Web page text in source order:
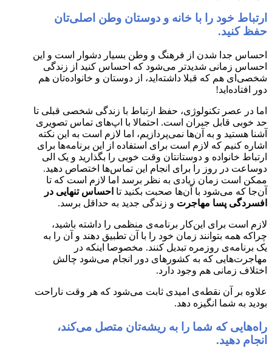
ارتباط خود را با خانه و دوستان وطن اصلی‌تان
حفظ کنید.
احساس جدا شدن از فرهنگ و وطن بسیار دشوار است و این
احساس زمانی شدیدتر می‌شود که احساس کنید از زندگی
شخصی‌ای هم که قبلا داشته‌اید، از دوستان و خانواده‌تان هم
دور افتاده‌اید!
اما در عصر تکنولوژی، حفظ ارتباط با زندگی شخصی قبلی تا
حد خوبی قابل جبران است. احتمالا با اپ‌های تماس تصویری
آشنا هستید و به آن‌ها نمی‌پردازیم، اما لازم است به این نکته
اشاره کنیم که لازم است برای استفاده از این برنامه‌ها برای
ارتباط خانواده و دوستانتان وقت خوبی را بگذارید و یک الی
دوساعت در روز را برای انجام این تماس‌ها اختصاص دهید.
ممکن است زمان زیادی به نظر برسد اما لازم است که تا
آن‌جا که می‌شود با آن‌ها صحبت بکنید تا احساس تنهایی در
افسردگی پسا مهاجرت و زندگی جدید به حداقل برسد.
لازم است برای این‌کار برنامه‌ی منظمی را داشته باشید،
چراکه همه بتوانند زمان خود را با آن تطبیق دهند و آن‌ را به
یک برنامه‌ی روزمره تبدیل کنند. مخصوصا اینکه در
مهاجرت‌هایی که به کشورهای دور انجام می‌شود چالش
اختلاف زمانی هم وجود دارد.
علاوه بر آن نقطه‌ی امیدی ثابت می‌شود که هر وقت ناراحت
بودید به شما انگیزه دهد.
راه‌هایی که شما را به ریشه‌تان متصل می‌کند،
انجام دهید.